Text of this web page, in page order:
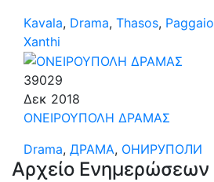
Kavala, Drama, Thasos, Paggaio
Xanthi
39029
Δεκ 2018
ΟΝΕΙΡΟΥΠΟΛΗ ΔΡΑΜΑΣ
Drama, ДРАМА, ОНИРУПОЛИ
Αρχείο Ενημερώσεων